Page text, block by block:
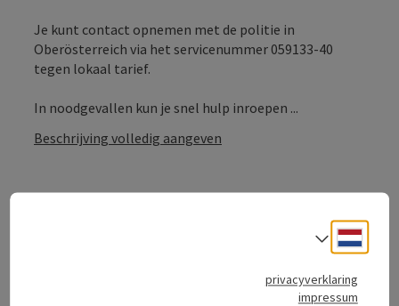
Je kunt contact opnemen met de politie in
Oberösterreich via het servicenummer 059133-40
tegen lokaal tarief.
In noodgevallen kun je snel hulp inroepen ...
Beschrijving volledig aangeven
privacyverklaring
impressum